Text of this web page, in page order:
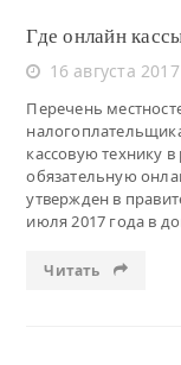
Где онлайн
16 августа 2017
Перечень
кассовую технику
обязательную
утвержден в
июля 2017 года в
Читать